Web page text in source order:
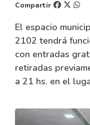
Compartir
El espacio
2102 tendrá
con entradas
retiradas
a 21 hs. en el